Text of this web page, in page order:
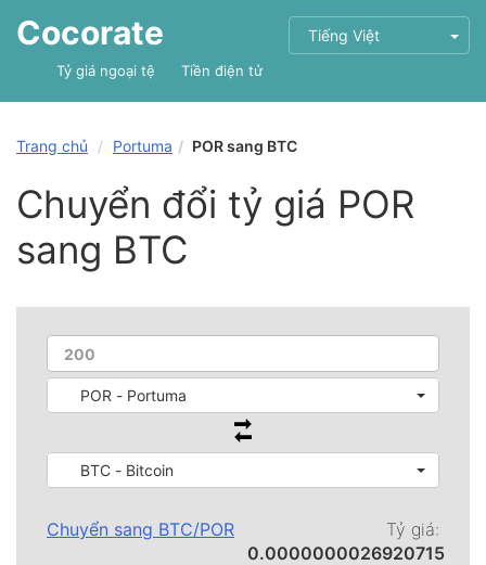
Cocorate Tiếng Việt
Tỷ giá ngoại tệ Tiền điện tử
Trang chủ Portuma POR sang BTC
Chuyển đổi tỷ giá POR
sang BTC
POR - Portuma
BTC - Bitcoin
Chuyển sang BTC/POR
Tỷ giá:
0.0000000026920715